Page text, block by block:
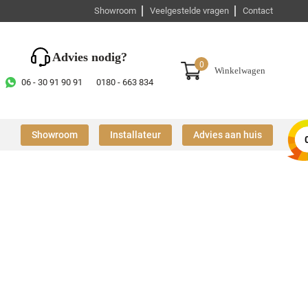
Showroom Veelgestelde vragen Contact
Advies nodig?
06 - 30 91 90 91 0180 - 663 834
0
Winkelwagen
Showroom Installateur Advies aan huis